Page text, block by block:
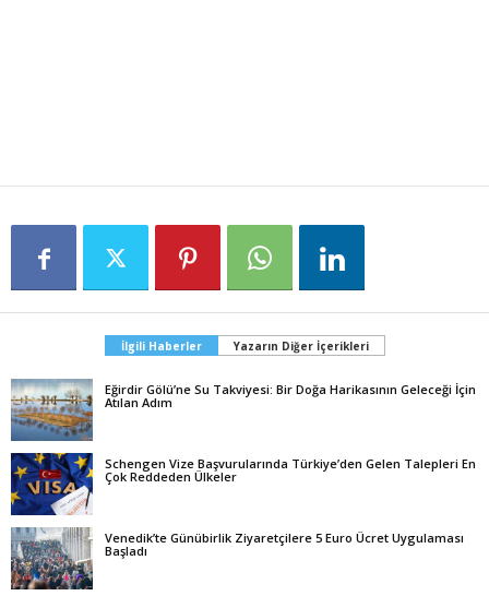
İlgili Haberler Yazarın Diğer İçerikleri
Eğirdir Gölü’ne Su Takviyesi: Bir Doğa Harikasının Geleceği İçin
Atılan Adım
Schengen Vize Başvurularında Türkiye’den Gelen Talepleri En
Çok Reddeden Ülkeler
Venedik’te Günübirlik Ziyaretçilere 5 Euro Ücret Uygulaması
Başladı